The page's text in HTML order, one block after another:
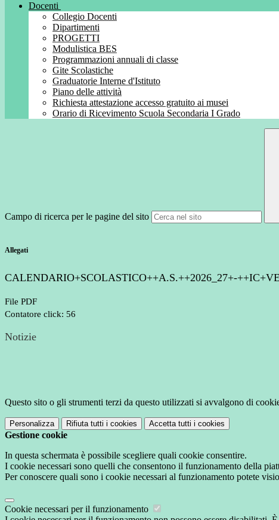
Docenti
Collegio Docenti
Dipartimenti
PROGETTI
Modulistica BES
Programmazioni annuali di classe
Gite Scolastiche
Graduatorie Interne d'Istituto
Piano delle attività
Richiesta attestazione accesso gratuito ai musei
Orario di Ricevimento Scuola Secondaria I Grado
Campo di ricerca per le pagine del sito
Allegati
CALENDARIO+SCOLASTICO++A.S.++2026_27+-
File PDF
Contatore click: 56
Notizie
Questo sito o gli strumenti terzi da questo utilizzati si avvalgono di
Personalizza Rifiuta tutti i cookies Accetta tutti i cookies
Gestione cookie
In questa schermata è possibile scegliere quali cookie consentire.
I cookie necessari sono quelli che consentono il funzionamento della
Per conoscere quali sono i cookie necessari al funzionamento potete
Cookie necessari per il funzionamento